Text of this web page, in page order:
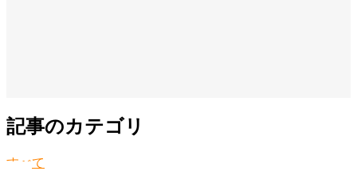
記事のカテゴリ
すべて